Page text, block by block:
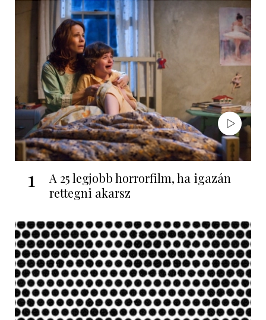
1
A 25 legjobb horrorfilm, ha igazán
rettegni akarsz